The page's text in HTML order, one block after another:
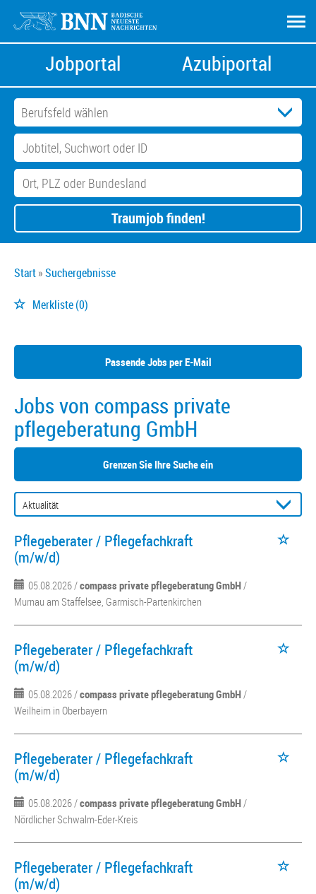
Jobportal Azubiportal
Traumjob finden!
Start Suchergebnisse
Merkliste(0)
Passende Jobs per E-Mail
Jobs von compass private
pflegeberatung GmbH
Grenzen Sie Ihre Suche ein
Pflegeberater / Pflegefachkraft
(m/w/d)
05.08.2026 /compass private pflegeberatung GmbH/
Murnau am Staffelsee, Garmisch-Partenkirchen
Pflegeberater / Pflegefachkraft
(m/w/d)
05.08.2026 /compass private pflegeberatung GmbH/
Weilheim in Oberbayern
Pflegeberater / Pflegefachkraft
(m/w/d)
05.08.2026 /compass private pflegeberatung GmbH/
Nördlicher Schwalm-Eder-Kreis
Pflegeberater / Pflegefachkraft
(m/w/d)